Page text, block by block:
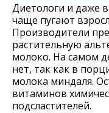
Диетологи и даже
чаще пугают
Производители
растительную
молоко. На самом
нет, так как в
молока миндаля.
витаминов
подсластителей.